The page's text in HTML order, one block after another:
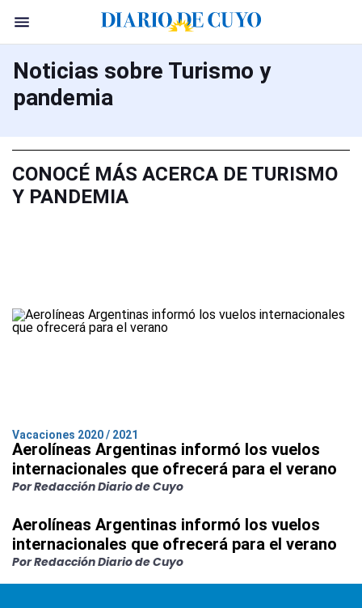
Noticias sobre Turismo y
pandemia
CONOCÉ MÁS ACERCA DE TURISMO
Y PANDEMIA
Vacaciones 2020 / 2021
Aerolíneas Argentinas informó los vuelos
internacionales que ofrecerá para el verano
Por Redacción Diario de Cuyo
Aerolíneas Argentinas informó los vuelos
internacionales que ofrecerá para el verano
Por Redacción Diario de Cuyo